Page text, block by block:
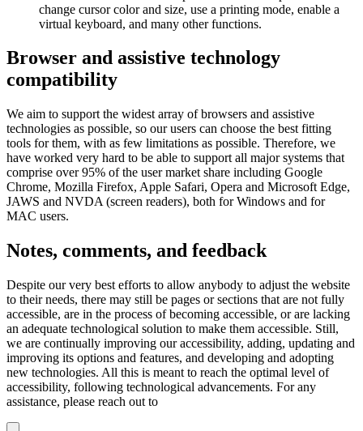
change cursor color and size, use a printing mode, enable a
virtual keyboard, and many other functions.
Browser and assistive technology
compatibility
We aim to support the widest array of browsers and assistive
technologies as possible, so our users can choose the best fitting
tools for them, with as few limitations as possible. Therefore, we
have worked very hard to be able to support all major systems that
comprise over 95% of the user market share including Google
Chrome, Mozilla Firefox, Apple Safari, Opera and Microsoft Edge,
JAWS and NVDA (screen readers), both for Windows and for
MAC users.
Notes, comments, and feedback
Despite our very best efforts to allow anybody to adjust the website
to their needs, there may still be pages or sections that are not fully
accessible, are in the process of becoming accessible, or are lacking
an adequate technological solution to make them accessible. Still,
we are continually improving our accessibility, adding, updating and
improving its options and features, and developing and adopting
new technologies. All this is meant to reach the optimal level of
accessibility, following technological advancements. For any
assistance, please reach out to